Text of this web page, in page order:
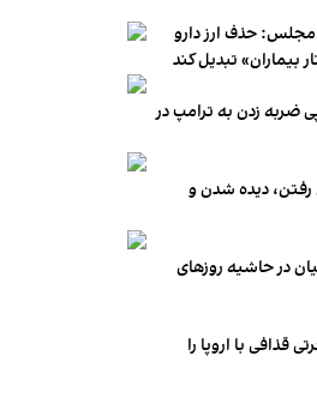
حذف ارز دارو
ضربه زدن به ترامپ در
رفتن، دیده شدن و
در حاشیه روزهای
قذافی با اروپا را